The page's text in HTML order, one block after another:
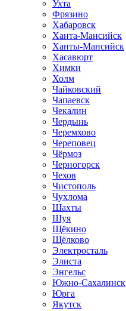
Ухта
Фрязино
Хабаровск
Ханта-Мансийск
Ханты-Мансийск
Хасавюрт
Химки
Холм
Чайковский
Чапаевск
Чекалин
Чердынь
Черемхово
Череповец
Чёрмоз
Черногорск
Чехов
Чистополь
Чухлома
Шахты
Шуя
Щёкино
Щёлково
Электросталь
Элиста
Энгельс
Южно-Сахалинск
Юрга
Якутск